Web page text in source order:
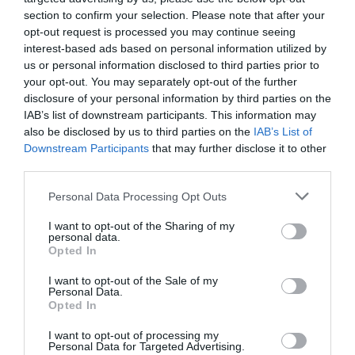
section to confirm your selection. Please note that after your
opt-out request is processed you may continue seeing
interest-based ads based on personal information utilized by
us or personal information disclosed to third parties prior to
your opt-out. You may separately opt-out of the further
disclosure of your personal information by third parties on the
IAB’s list of downstream participants. This information may
also be disclosed by us to third parties on the IAB’s List of
Downstream Participants that may further disclose it to other
Personal Data Processing Opt Outs
I want to opt-out of the Sharing of my
personal data.
Opted In
I want to opt-out of the Sale of my
Personal Data.
Opted In
I want to opt-out of processing my
Personal Data for Targeted Advertising.
Avant de donner la parole à l’élu du jour, Simon
Compaoré, 2e vice président, a procédé à la
présentation de la photographie officielle du candidat,
qui servira comme support au cours de la campagne
électorale à venir. Pour ce dernier, «Roch» sera bel et
bien le «futur locataire du palais présidentiel de
Kosyam, au soir du 11 octobre prochain».
Prenant la parole, Roch Marc Christian Kaboré a
d’emblée indiqué que «
les élections doivent se tenir
soient les agendas cachés et les manœuvres de tout
genre. Le parti du soleil levant vient en rupture
complète du régime Compaoré vomi par le peuple à